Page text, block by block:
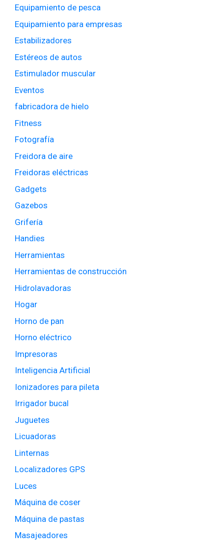
Equipamiento de pesca
Equipamiento para empresas
Estabilizadores
Estéreos de autos
Estimulador muscular
Eventos
fabricadora de hielo
Fitness
Fotografía
Freidora de aire
Freidoras eléctricas
Gadgets
Gazebos
Grifería
Handies
Herramientas
Herramientas de construcción
Hidrolavadoras
Hogar
Horno de pan
Horno eléctrico
Impresoras
Inteligencia Artificial
Ionizadores para pileta
Irrigador bucal
Juguetes
Licuadoras
Linternas
Localizadores GPS
Luces
Máquina de coser
Máquina de pastas
Masajeadores